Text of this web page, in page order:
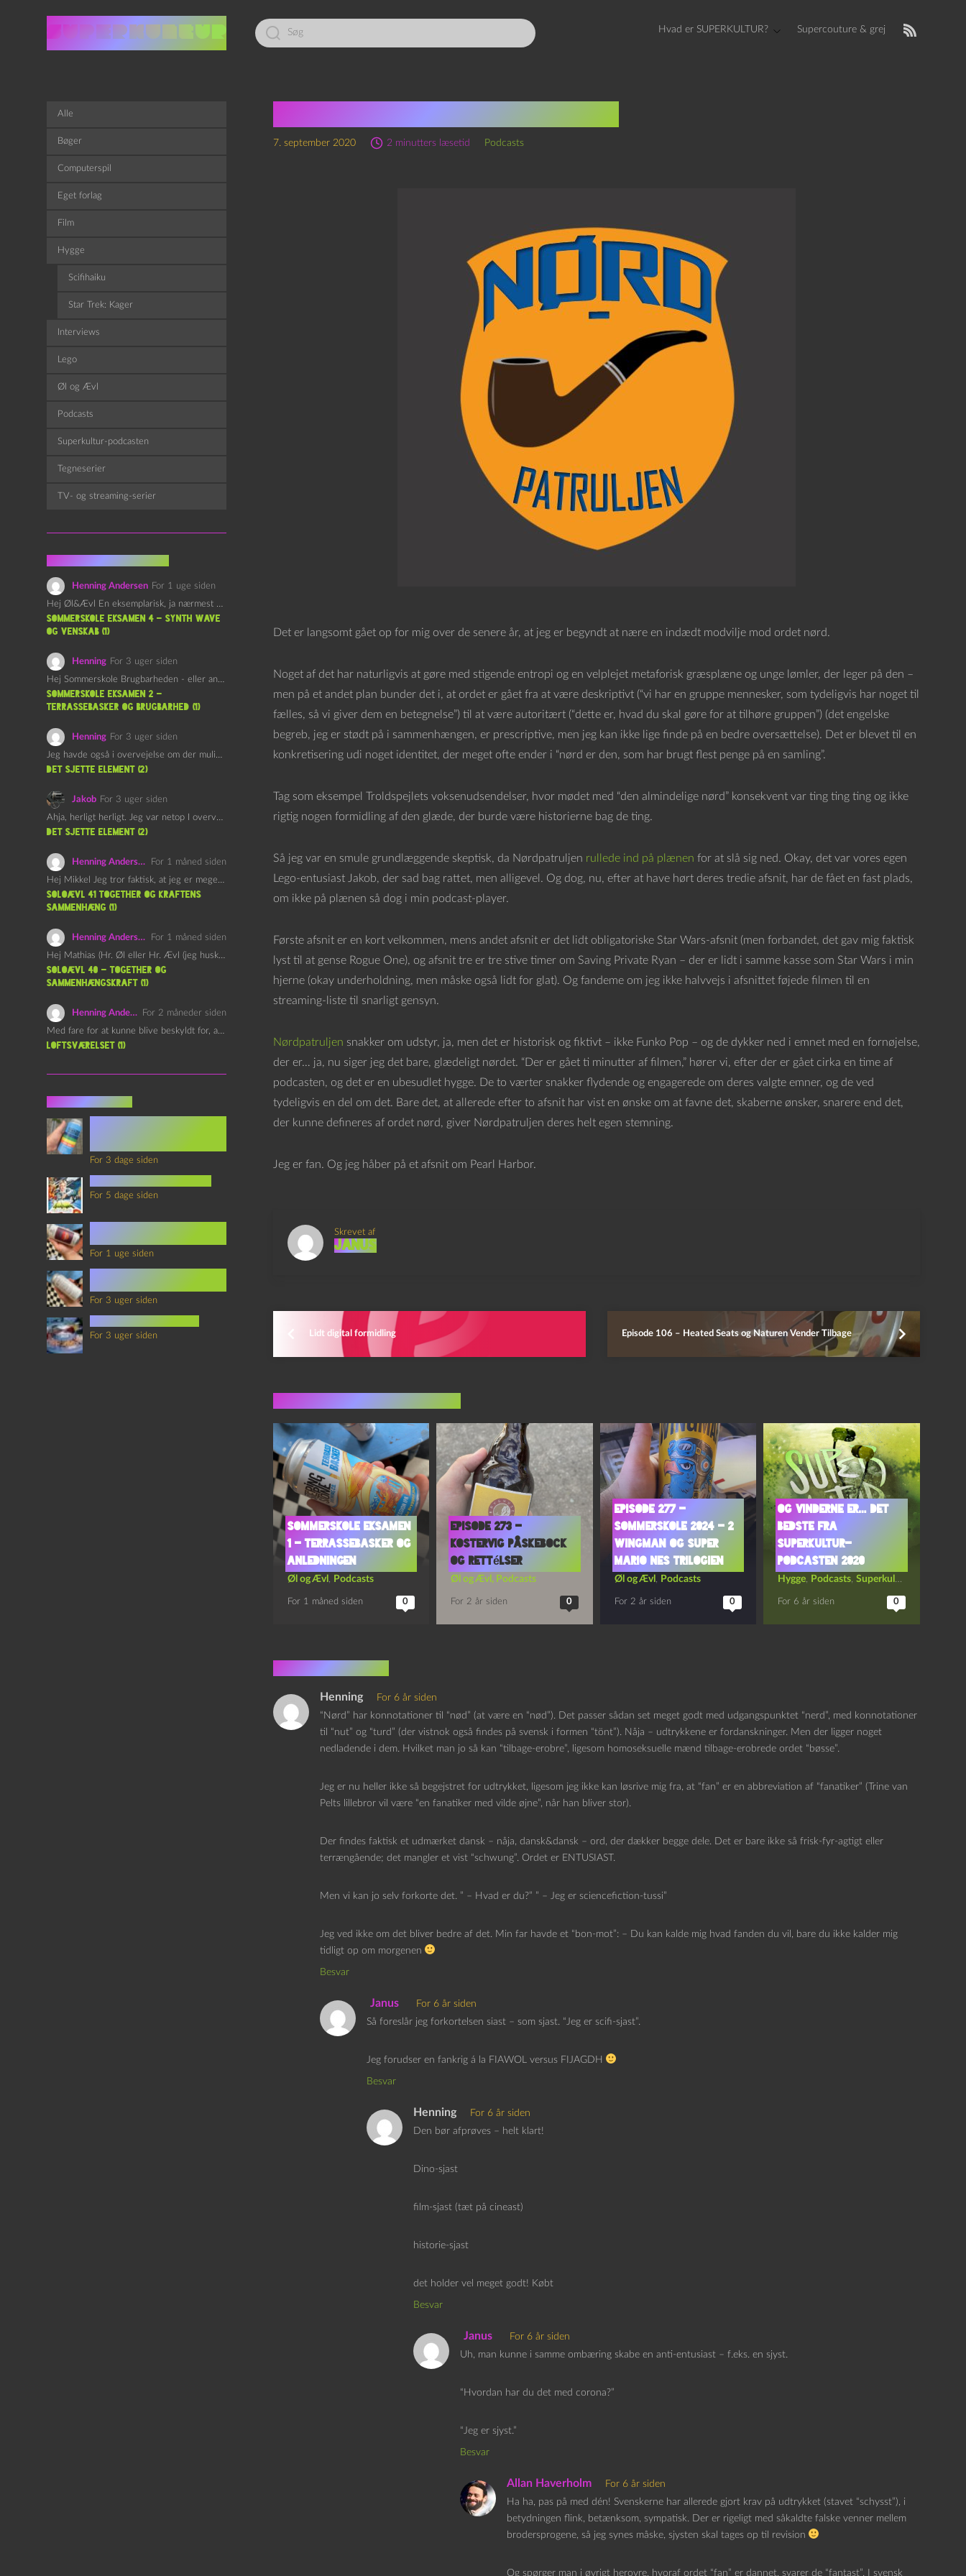
Led
efter:
Hvad er SUPERKULTUR? Supercouture & grej
7. september 2020 2 minutters læsetid Podcasts
Det er langsomt gået op for mig over de senere år, at jeg er begyndt at nære en indædt modvilje mod ordet nørd.
Noget af det har naturligvis at gøre med stigende entropi og en velplejet metaforisk græsplæne og unge lømler, der leger på den –
men på et andet plan bunder det i, at ordet er gået fra at være deskriptivt (“vi har en gruppe mennesker, som tydeligvis har noget til
fælles, så vi giver dem en betegnelse”) til at være autoritært (“dette er, hvad du skal gøre for at tilhøre gruppen”) (det engelske
begreb, jeg er stødt på i sammenhængen, er prescriptive, men jeg kan ikke lige finde på en bedre oversættelse). Det er blevet til en
konkretisering udi noget identitet, der meget ofte ender i “nørd er den, som har brugt flest penge på en samling”.
Tag som eksempel Troldspejlets voksenudsendelser, hvor mødet med “den almindelige nørd” konsekvent var ting ting ting og ikke
rigtig nogen formidling af den glæde, der burde være historierne bag de ting.
Så jeg var en smule grundlæggende skeptisk, da Nørdpatruljen rullede ind på plænen for at slå sig ned. Okay, det var vores egen
Lego-entusiast Jakob, der sad bag rattet, men alligevel. Og dog, nu, efter at have hørt deres tredie afsnit, har de fået en fast plads,
om ikke på plænen så dog i min podcast-player.
Første afsnit er en kort velkommen, mens andet afsnit er det lidt obligatoriske Star Wars-afsnit (men forbandet, det gav mig faktisk
lyst til at gense Rogue One), og afsnit tre er tre stive timer om Saving Private Ryan – der er lidt i samme kasse som Star Wars i min
hjerne (okay underholdning, men måske også lidt for glat). Og fandeme om jeg ikke halvvejs i afsnittet føjede filmen til en
streaming-liste til snarligt gensyn.
Nørdpatruljen snakker om udstyr, ja, men det er historisk og fiktivt – ikke Funko Pop – og de dykker ned i emnet med en fornøjelse,
der er… ja, nu siger jeg det bare, glædeligt nørdet. “Der er gået ti minutter af filmen,” hører vi, efter der er gået cirka en time af
podcasten, og det er en ubesudlet hygge. De to værter snakker flydende og engagerede om deres valgte emner, og de ved
tydeligvis en del om det. Bare det, at allerede efter to afsnit har vist en ønske om at favne det, skaberne ønsker, snarere end det,
der kunne defineres af ordet nørd, giver Nørdpatruljen deres helt egen stemning.
Jeg er fan. Og jeg håber på et afsnit om Pearl Harbor.
Skrevet af
Janus
Lidt digital formidling Episode 106 – Heated Seats og Naturen Vender Tilbage
Sommerskole Eksamen
1 – Terrassebasker og
Anledningen
Øl og Ævl , Podcasts
For 1 måned siden 0
Episode 273 –
Kostervig Påskebock
og Rettélser
Øl og Ævl , Podcasts
For 2 år siden 0
Episode 277 –
Sommerskole 2024 – 2
Wingman og Super
Mario NES Trilogien
Øl og Ævl , Podcasts
For 2 år siden 0
Og vinderne er… Det
bedste fra
Superkultur-
podcasten 2020
Hygge, Podcasts, Superkultur-podcasten
For 6 år siden 0
13 kommentarer
Henning
For 6 år siden
“Nørd” har konnotationer til “nød” (at være en “nød”). Det passer sådan set meget godt med udgangspunktet “nerd”, med konnotationer
til “nut” og “turd” (der vistnok også findes på svensk i formen “tönt”). Nåja – udtrykkene er fordanskninger. Men der ligger noget
nedladende i dem. Hvilket man jo så kan “tilbage-erobre”, ligesom homoseksuelle mænd tilbage-erobrede ordet “bøsse”.
Jeg er nu heller ikke så begejstret for udtrykket, ligesom jeg ikke kan løsrive mig fra, at “fan” er en abbreviation af “fanatiker” (Trine van
Pelts lillebror vil være “en fanatiker med vilde øjne”, når han bliver stor).
Der findes faktisk et udmærket dansk – nåja, dansk&dansk – ord, der dækker begge dele. Det er bare ikke så frisk-fyr-agtigt eller
terrængående; det mangler et vist “schwung”. Ordet er ENTUSIAST.
Men vi kan jo selv forkorte det. ” – Hvad er du?” ” – Jeg er sciencefiction-tussi”
Jeg ved ikke om det bliver bedre af det. Min far havde et “bon-mot”: – Du kan kalde mig hvad fanden du vil, bare du ikke kalder mig
tidligt op om morgenen
Besvar
Janus
For 6 år siden
Så foreslår jeg forkortelsen siast – som sjast. “Jeg er scifi-sjast”.
Jeg forudser en fankrig á la FIAWOL versus FIJAGDH
Besvar
Henning
For 6 år siden
Den bør afprøves – helt klart!
Dino-sjast
film-sjast (tæt på cineast)
historie-sjast
det holder vel meget godt! Købt
Besvar
Janus
For 6 år siden
Uh, man kunne i samme ombæring skabe en anti-entusiast – f.eks. en sjyst.
“Hvordan har du det med corona?”
“Jeg er sjyst.”
Besvar
Allan Haverholm
For 6 år siden
Ha ha, pas på med dén! Svenskerne har allerede gjort krav på udtrykket (stavet “schysst”), i
betydningen flink, betænksom, sympatisk. Der er rigeligt med såkaldte falske venner mellem
brodersprogene, så jeg synes måske, sjysten skal tages op til revision
Og spørger man i øvrigt herovre, hvoraf ordet “fan” er dannet, svarer de “fantast”. I svensk
Alle
Bøger
Computerspil
Eget forlag
Film
Hygge
Scifihaiku
Star Trek: Kager
Interviews
Lego
Øl og Ævl
Podcasts
Superkultur-podcasten
Tegneserier
TV- og streaming-serier
Henning Andersen For 1 uge siden
Hej Øl&Ævl En eksemplarisk, ja nærmest yndefuld, afslutning på SOMMERSKOLEN.…
Sommerskole Eksamen 4 – Synth Wave
og Venskab (1)
Henning For 3 uger siden
Hej Sommerskole Brugbarheden - eller anvendeligheden - af "Øl&Ævl" er…
Sommerskole Eksamen 2 –
Terrassebasker og Brugbarhed (1)
Henning For 3 uger siden
Jeg havde også i overvejelse om der muligvis kunne være…
det sjette element (2)
Jakob For 3 uger siden
Ahja, herligt herligt. Jeg var netop I overvejelser om at…
det sjette element (2)
Henning Andersen
For 1 måned siden
Hej Mikkel Jeg tror faktisk, at jeg er meget enig…
Soloævl 41 Together og Kraftens
Sammenhæng (1)
Henning Andersen
For 1 måned siden
Hej Mathias (Hr. Øl eller Hr. Ævl (jeg husker ikke…
Soloævl 40 – Together og
sammenhængskraft (1)
Henning Andersen
For 2 måneder siden
Med fare for at kunne blive beskyldt for, at være…
Loftsværelset (1)
For 3 dage siden
For 5 dage siden
For 1 uge siden
For 3 uger siden
For 3 uger siden